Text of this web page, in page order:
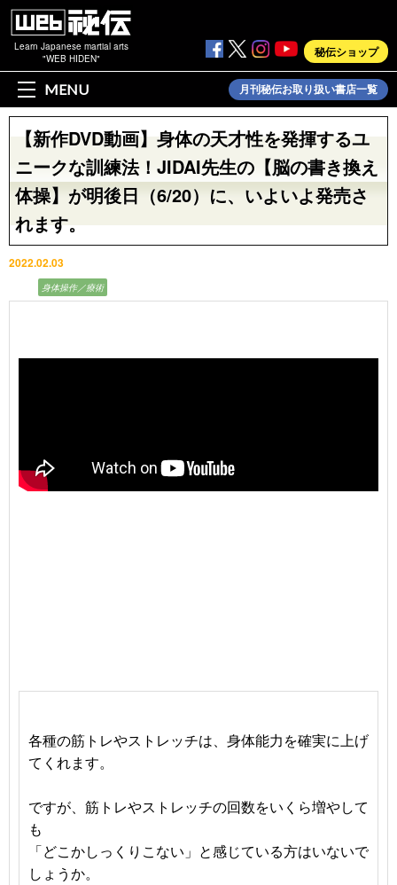
Learn Japanese martial arts
"WEB HIDEN"
秘伝ショップ
MENU 月刊秘伝お取り扱い書店一覧
【新作DVD動画】身体の天才性を発揮するユ
ニークな訓練法！JIDAI先生の【脳の書き換え
体操】が明後日（6/20）に、いよいよ発売さ
れます。
2022.02.03
身体操作／療術
各種の筋トレやストレッチは、身体能力を確実に上げ
てくれます。
ですが、筋トレやストレッチの回数をいくら増やして
も
「どこかしっくりこない」と感じている方はいないで
しょうか。